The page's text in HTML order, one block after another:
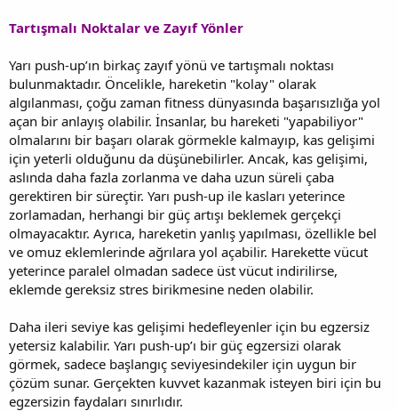
Tartışmalı Noktalar ve Zayıf Yönler
Yarı push-up’ın birkaç zayıf yönü ve tartışmalı noktası
bulunmaktadır. Öncelikle, hareketin "kolay" olarak
algılanması, çoğu zaman fitness dünyasında başarısızlığa yol
açan bir anlayış olabilir. İnsanlar, bu hareketi "yapabiliyor"
olmalarını bir başarı olarak görmekle kalmayıp, kas gelişimi
için yeterli olduğunu da düşünebilirler. Ancak, kas gelişimi,
aslında daha fazla zorlanma ve daha uzun süreli çaba
gerektiren bir süreçtir. Yarı push-up ile kasları yeterince
zorlamadan, herhangi bir güç artışı beklemek gerçekçi
olmayacaktır. Ayrıca, hareketin yanlış yapılması, özellikle bel
ve omuz eklemlerinde ağrılara yol açabilir. Harekette vücut
yeterince paralel olmadan sadece üst vücut indirilirse,
eklemde gereksiz stres birikmesine neden olabilir.
Daha ileri seviye kas gelişimi hedefleyenler için bu egzersiz
yetersiz kalabilir. Yarı push-up’ı bir güç egzersizi olarak
görmek, sadece başlangıç seviyesindekiler için uygun bir
çözüm sunar. Gerçekten kuvvet kazanmak isteyen biri için bu
egzersizin faydaları sınırlıdır.